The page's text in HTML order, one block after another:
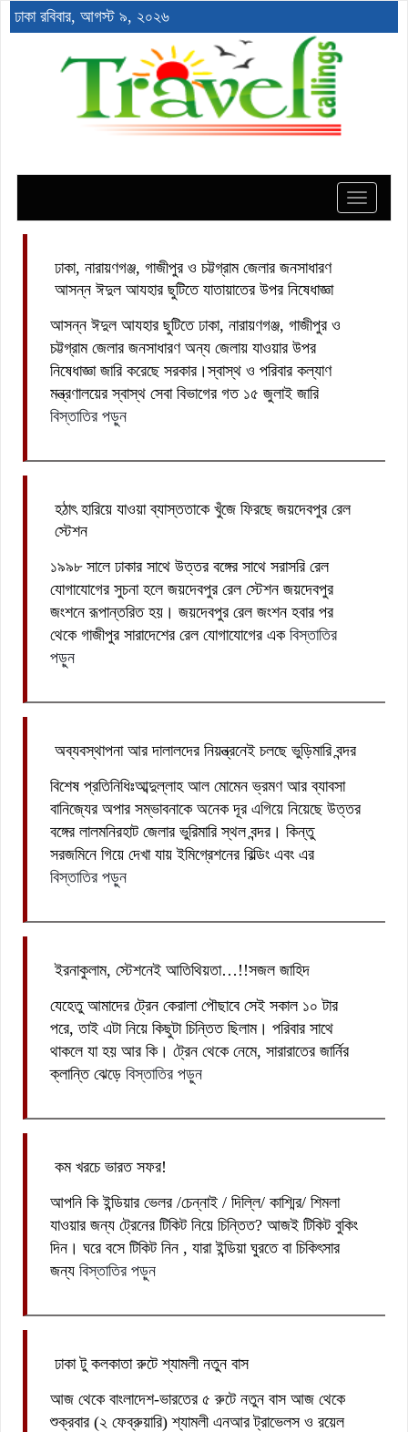
ঢাকা রবিবার, আগস্ট ৯, ২০২৬
Toggle
ঢাকা, নারায়ণগঞ্জ, গাজীপুর ও চট্টগ্রাম জেলার জনসাধারণ
আসন্ন ঈদুল আযহার ছুটিতে যাতায়াতের উপর নিষেধাজ্ঞা
আসন্ন ঈদুল আযহার ছুটিতে ঢাকা, নারায়ণগঞ্জ, গাজীপুর ও
চট্টগ্রাম জেলার জনসাধারণ অন্য জেলায় যাওয়ার উপর
নিষেধাজ্ঞা জারি করেছে সরকার।স্বাস্থ ও পরিবার কল্যাণ
মন্ত্রণালয়ের স্বাস্থ সেবা বিভাগের গত ১৫ জুলাই জারি
বিস্তাতির পড়ুন
হঠাৎ হারিয়ে যাওয়া ব্যাস্ততাকে খুঁজে ফিরছে জয়দেবপুর রেল
স্টেশন
১৯৯৮ সালে ঢাকার সাথে উত্তর বঙ্গের সাথে সরাসরি রেল
যোগাযোগের সুচনা হলে জয়দেবপুর রেল স্টেশন জয়দেবপুর
জংশনে রূপান্তরিত হয়। জয়দেবপুর রেল জংশন হবার পর
থেকে গাজীপুর সারাদেশের রেল যোগাযোগের এক বিস্তাতির
পড়ুন
অব্যবস্থাপনা আর দালালদের নিয়ন্ত্রনেই চলছে ভুড়িমারি বন্দর
বিশেষ প্রতিনিধিঃআব্দুল্লাহ আল মোমেন ভ্রমণ আর ব্যাবসা
বানিজ্যের অপার সম্ভাবনাকে অনেক দূর এগিয়ে নিয়েছে উত্তর
বঙ্গের লালমনিরহাট জেলার ভুরিমারি স্থল বন্দর। কিন্তু
সরজমিনে গিয়ে দেখা যায় ইমিগ্রেশনের বিল্ডিং এবং এর
বিস্তাতির পড়ুন
ইরনাকুলাম, স্টেশনেই আতিথিয়তা…!!সজল জাহিদ
যেহেতু আমাদের ট্রেন কেরালা পৌছাবে সেই সকাল ১০ টার
পরে, তাই এটা নিয়ে কিছুটা চিন্তিত ছিলাম। পরিবার সাথে
থাকলে যা হয় আর কি। ট্রেন থেকে নেমে, সারারাতের জার্নির
ক্লান্তি ঝেড়ে বিস্তাতির পড়ুন
কম খরচে ভারত সফর!
আপনি কি ইন্ডিয়ার ভেলর /চেন্নাই / দিল্লি/ কাশ্মির/ শিমলা
যাওয়ার জন্য ট্রেনের টিকিট নিয়ে চিন্তিত? আজই টিকিট বুকিং
দিন। ঘরে বসে টিকিট নিন , যারা ইন্ডিয়া ঘুরতে বা চিকিৎসার
জন্য বিস্তাতির পড়ুন
ঢাকা টু কলকাতা রুটে শ্যামলী নতুন বাস
আজ থেকে বাংলাদেশ-ভারতের ৫ রুটে নতুন বাস আজ থেকে
শুক্রবার (২ ফেব্রুয়ারি) শ্যামলী এনআর ট্রাভেলস ও রয়েল